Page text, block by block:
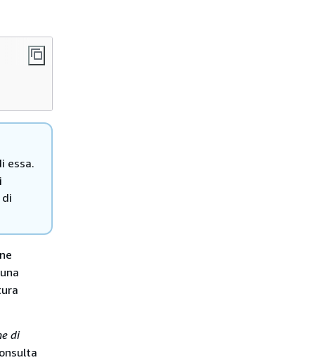
essa.
di